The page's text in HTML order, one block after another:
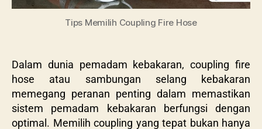
Tips Memilih Coupling Fire Hose
Dalam dunia pemadam kebakaran, coupling fire
hose atau sambungan selang kebakaran
memegang peranan penting dalam memastikan
sistem pemadam kebakaran berfungsi dengan
optimal. Memilih coupling yang tepat bukan hanya